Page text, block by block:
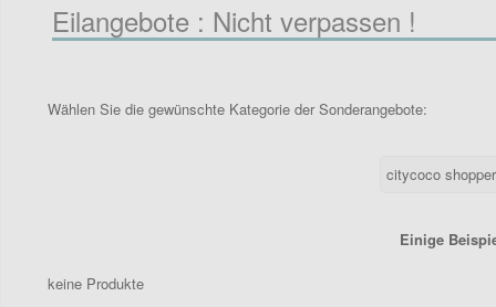
Eilangebote : Nicht verpassen !
Wählen Sie die gewünschte Kategorie der Sonderangebote:
Einige
keine Produkte